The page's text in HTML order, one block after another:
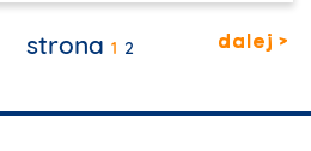
strona 1 2 dalej >